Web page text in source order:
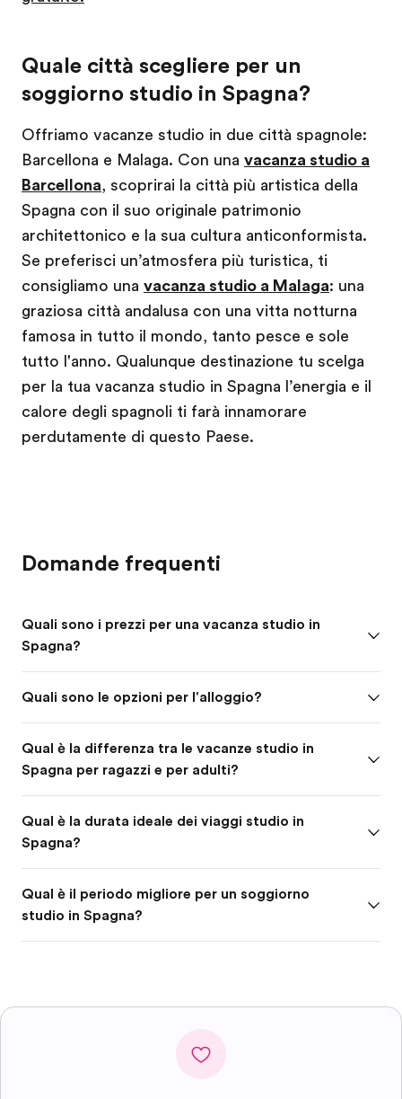
Quale città scegliere per un
soggiorno studio in Spagna?
Offriamo vacanze studio in due città spagnole:
Barcellona e Malaga. Con una vacanza studio a
Barcellona, scoprirai la città più artistica della
Spagna con il suo originale patrimonio
architettonico e la sua cultura anticonformista.
Se preferisci un’atmosfera più turistica, ti
consigliamo una vacanza studio a Malaga: una
graziosa città andalusa con una vitta notturna
famosa in tutto il mondo, tanto pesce e sole
tutto l'anno. Qualunque destinazione tu scelga
per la tua vacanza studio in Spagna l’energia e il
calore degli spagnoli ti farà innamorare
perdutamente di questo Paese.
Domande frequenti
Quali sono i prezzi per una vacanza studio in
Spagna?
Quali sono le opzioni per l'alloggio?
Qual è la differenza tra le vacanze studio in
Spagna per ragazzi e per adulti?
Qual è la durata ideale dei viaggi studio in
Spagna?
Qual è il periodo migliore per un soggiorno
studio in Spagna?